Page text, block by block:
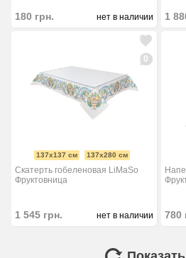
180 грн. нет в наличии 1
0
137х137 см 137x280 см
Скатерть гобеленовая LiMaSo
Фруктовница
1 545 грн. нет в наличии 780